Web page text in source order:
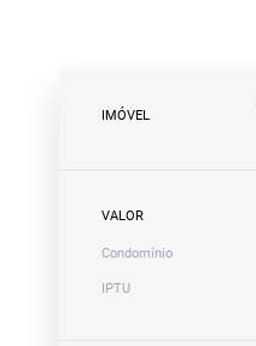
IMÓVEL
VALOR
Condomínio
IPTU